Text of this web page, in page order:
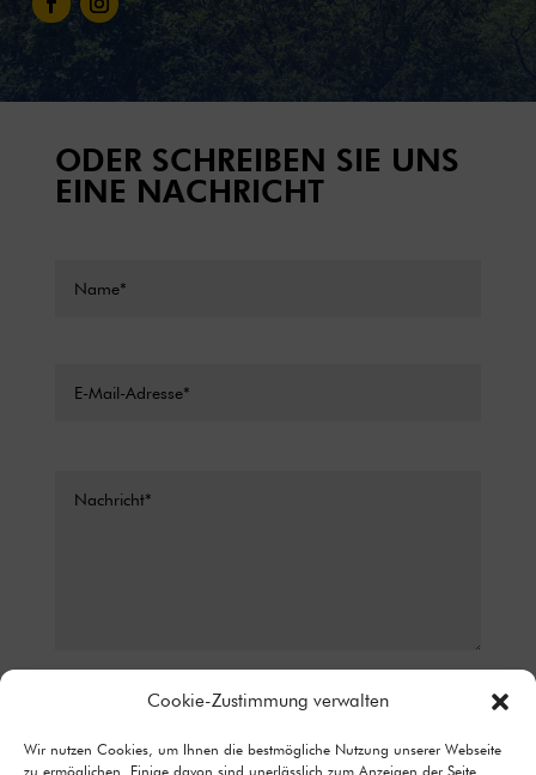
Cookie-Zustimmung verwalten
Wir nutzen Cookies, um Ihnen die bestmögliche Nutzung unserer Webseite
zu ermöglichen. Einige davon sind unerlässlich zum Anzeigen der Seite
ODER SCHREIBEN SIE UNS
EINE NACHRICHT
KONTAKTFORMULAR ZUR BEANTWORTUNG MEINER ANFRAGE